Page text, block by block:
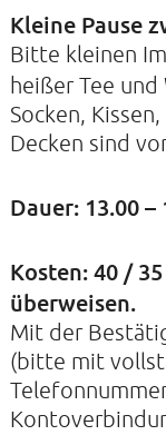
Kleine Pause
Bitte kleinen
heißer Tee
Socken,
Decken sind
Dauer: 13.00 –
Kosten: 40 /
überweisen.
Mit der
(bitte mit